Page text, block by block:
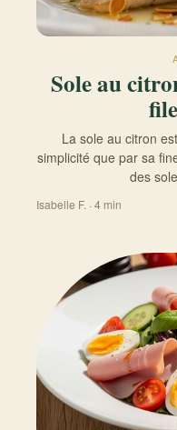
Sole au
La sole au citron
simplicité que par sa
des
Isabelle F. · 4 min